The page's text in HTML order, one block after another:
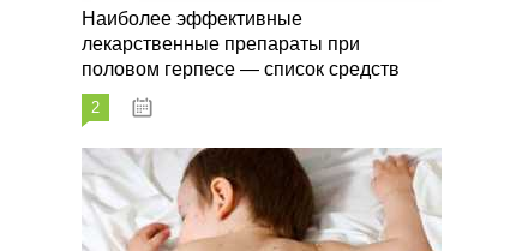
Наиболее эффективные
лекарственные препараты при
половом герпесе — список средств
2